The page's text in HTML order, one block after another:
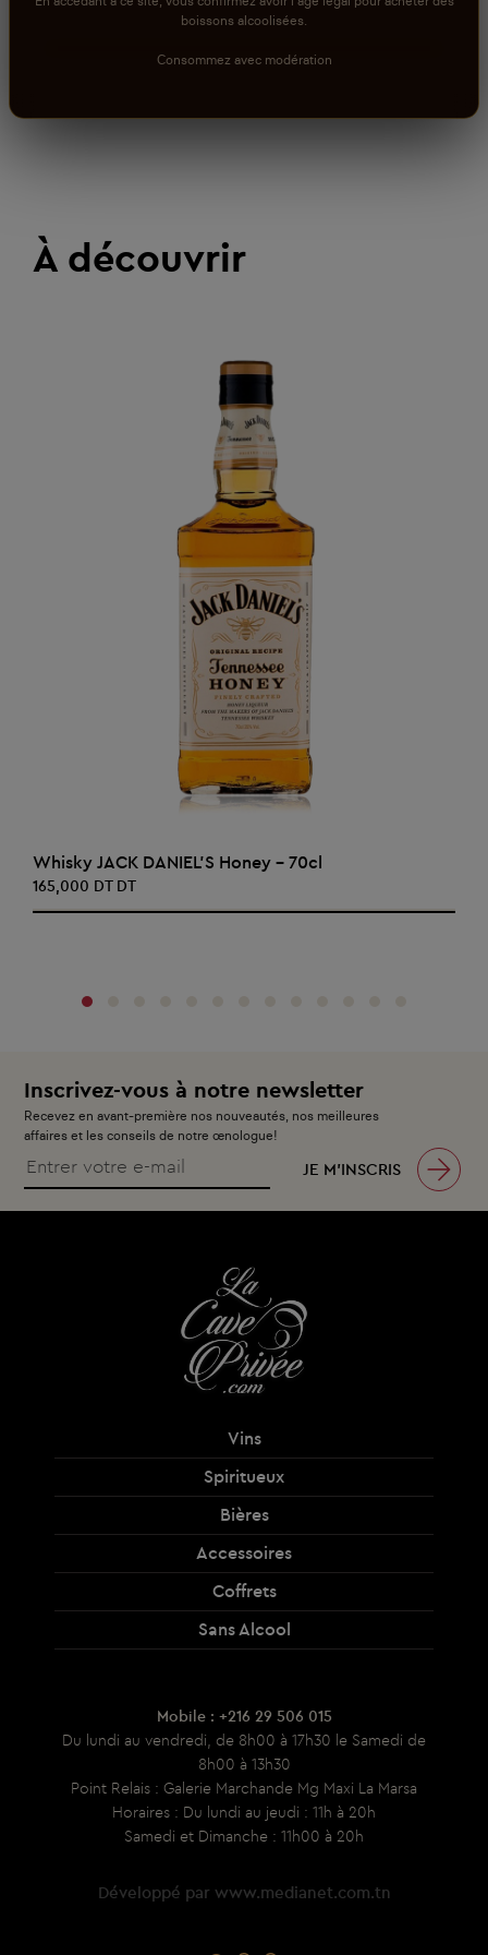
À découvrir
AJOUTER AU PANIER
Whisky JACK DANIEL'S Honey - 70cl
165,000 DT DT
Inscrivez-vous à notre newsletter
Recevez en avant-première nos nouveautés, nos meilleures
affaires et les conseils de notre œnologue!
JE M’INSCRIS
Vins
Spiritueux
Bières
Accessoires
Coffrets
Sans Alcool
Mobile : +216 29 506 015
Du lundi au vendredi, de 8h00 à 17h30 le Samedi de
8h00 à 13h30
Point Relais : Galerie Marchande Mg Maxi La Marsa
Horaires : Du lundi au jeudi : 11h à 20h
Samedi et Dimanche : 11h00 à 20h
Développé par www.medianet.com.tn
boissons alcoolisées.
Consommez avec modération